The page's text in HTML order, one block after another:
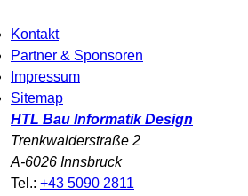
Kontakt
Partner & Sponsoren
Impressum
Sitemap
HTL Bau Informatik Design
Trenkwalderstraße 2
A-6026 Innsbruck
Tel.: +43 5090 2811